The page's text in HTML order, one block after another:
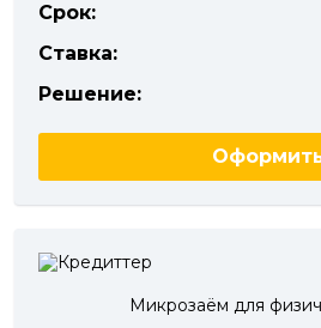
Срок:
Ставка:
Решение:
Микрозаём для